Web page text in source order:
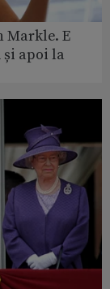
Markle. E
apoi la